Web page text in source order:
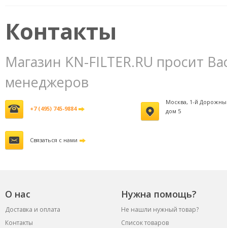
Контакты
Магазин KN-FILTER.RU просит
менеджеров
+7 (495) 745-9884
Москва, 1-й
дом 5
Связаться с нами
О нас Нужна помощь?
Доставка и оплата
Не нашли нужный товар?
Контакты
Список товаров